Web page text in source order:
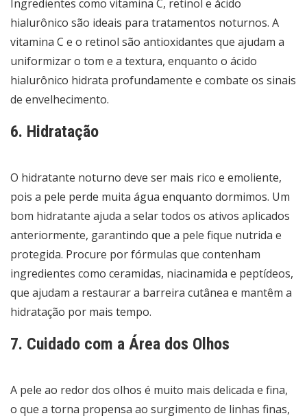
Ingredientes como vitamina C, retinol e ácido
hialurônico são ideais para tratamentos noturnos. A
vitamina C e o retinol são antioxidantes que ajudam a
uniformizar o tom e a textura, enquanto o ácido
hialurônico hidrata profundamente e combate os sinais
de envelhecimento.
6. Hidratação
O hidratante noturno deve ser mais rico e emoliente,
pois a pele perde muita água enquanto dormimos. Um
bom hidratante ajuda a selar todos os ativos aplicados
anteriormente, garantindo que a pele fique nutrida e
protegida. Procure por fórmulas que contenham
ingredientes como ceramidas, niacinamida e peptídeos,
que ajudam a restaurar a barreira cutânea e mantêm a
hidratação por mais tempo.
7. Cuidado com a Área dos Olhos
A pele ao redor dos olhos é muito mais delicada e fina,
o que a torna propensa ao surgimento de linhas finas,